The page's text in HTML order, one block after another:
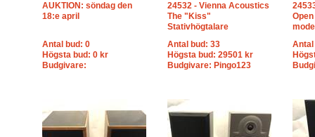
AUKTION: söndag den
18:e april
Antal bud: 0
Högsta bud: 0 kr
Budgivare:
24532 - Vienna Acoustics
The "Kiss"
Stativhögtalare
Antal bud: 33
Högsta bud: 29501 kr
Budgivare: Pingo123
Antal